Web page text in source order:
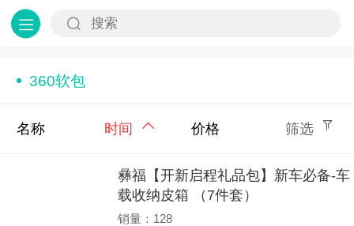
360软包
名称 时间 价格 筛选
彝福【开新启程礼品包】新车必备-车
载收纳皮箱 （7件套）
销量：128